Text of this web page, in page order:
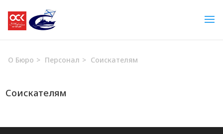
О Бюро > Персонал > Соискателям
Соискателям